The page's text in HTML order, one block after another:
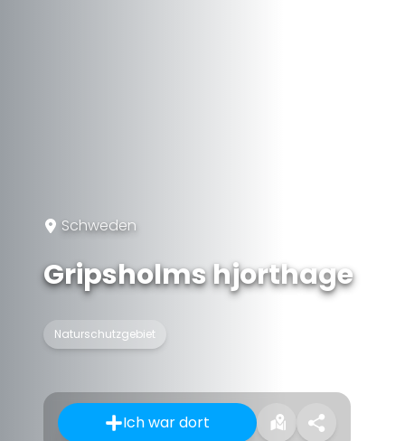
Schweden
Gripsholms hjorthage
Naturschutzgebiet
Ich war dort